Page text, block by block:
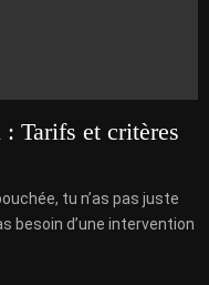
Tarifs et critères
tu n’as pas juste
besoin d’une intervention